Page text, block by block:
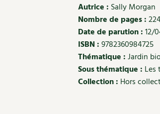
Autrice : Sally Morgan
Nombre de pages :
Date de parution :12/
ISBN :9782360984725
Thématique :Jardin
Sous thématique : Les
Collection : Hors